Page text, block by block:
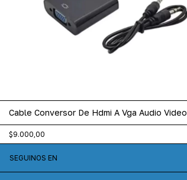
Cable Conversor De Hdmi A Vga Audio Video
$9.000,00
SEGUINOS EN